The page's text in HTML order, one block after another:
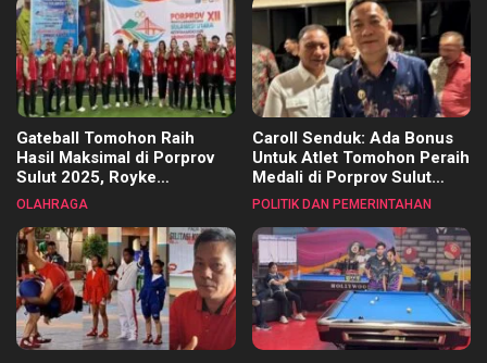
Gateball Tomohon Raih
Hasil Maksimal di Porprov
Sulut 2025, Royke
Tangkawarouw Ucapkan
OLAHRAGA
Caroll Senduk: Ada Bonus
Untuk Atlet Tomohon Peraih
Medali di Porprov Sulut
2025
POLITIK DAN PEMERINTAHAN